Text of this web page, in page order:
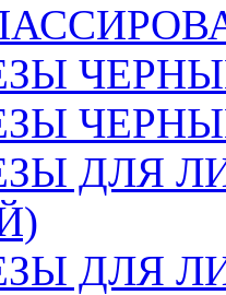
ДЛЯ
ДЛЯ